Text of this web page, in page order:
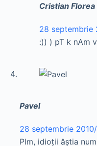
Cristian Florea
28 septembrie
:)) ) pT k nAm
Pavel
28 septembrie
Plm, idioții ăștia